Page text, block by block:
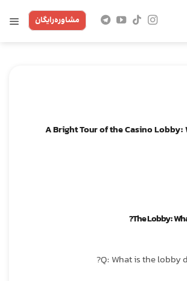
مشاوره‌رایگان
A Bright Tour of the Casino Lobby:
The Lobby:
Q: What is the lobby